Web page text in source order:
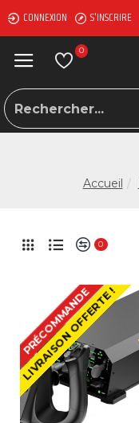
CONNEXION S'INSCRIRE
0
Accueil
0
LIVRAISON OFFERTE !
PRÉCOMMANDE